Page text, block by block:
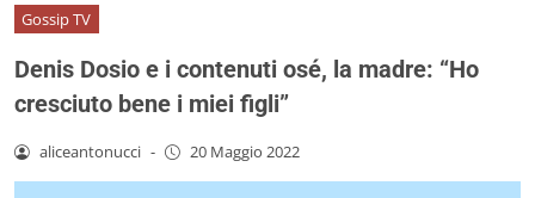
Gossip TV
Denis Dosio e i contenuti osé, la madre: “Ho
cresciuto bene i miei figli”
aliceantonucci - 20 Maggio 2022